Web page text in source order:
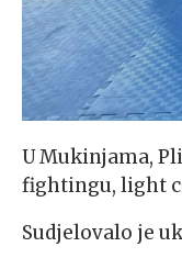
U Mukinjama,
fightingu, light
Sudjelovalo je